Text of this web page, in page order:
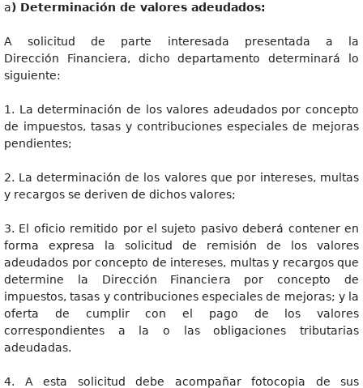
a) Determinación de valores adeudados:
A solicitud de parte interesada presentada a la
Dirección Financiera, dicho departamento determinará lo
siguiente:
1. La determinación de los valores adeudados por concepto
de impuestos, tasas y contribuciones especiales de mejoras
pendientes;
2. La determinación de los valores que por intereses, multas
y recargos se deriven de dichos valores;
3. El oficio remitido por el sujeto pasivo deberá contener en
forma expresa la solicitud de remisión de los valores
adeudados por concepto de intereses, multas y recargos que
determine la Dirección Financiera por concepto de
impuestos, tasas y contribuciones especiales de mejoras; y la
oferta de cumplir con el pago de los valores
correspondientes a la o las obligaciones tributarias
adeudadas.
4. A esta solicitud debe acompañar fotocopia de sus